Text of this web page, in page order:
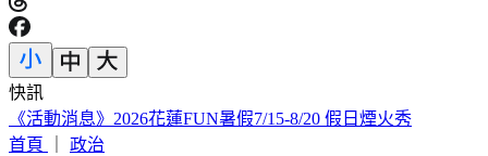
快訊
林安可膝蓋受傷下二軍！7月打擊破3成 日媒：好事多磨
首頁
政治